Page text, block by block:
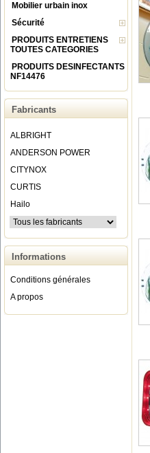
Mobilier urbain inox
Sécurité
PRODUITS ENTRETIENS
TOUTES CATEGORIES
PRODUITS DESINFECTANTS
NF14476
Fabricants
ALBRIGHT
ANDERSON POWER
CITYNOX
CURTIS
Hailo
Informations
Conditions générales
A propos